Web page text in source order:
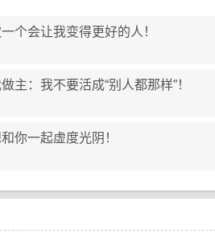
个会让我变得更好的人！
主：我不要活成“别人都那样”！
你一起虚度光阴！